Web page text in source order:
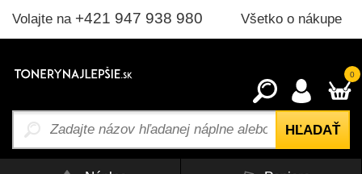
Volajte na +421 947 938 980 Všetko o nákupe
0